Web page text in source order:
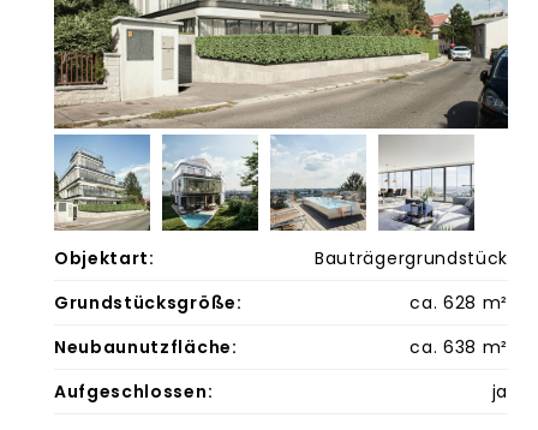
Objektart:
Bauträgergrundstück
Grundstücksgröße:
ca. 628 m²
Neubaunutzfläche:
ca. 638 m²
Aufgeschlossen:
ja